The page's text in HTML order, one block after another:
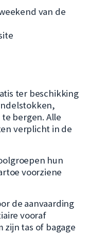
van de
ter beschikking
te bergen. Alle
verplicht in de
hun
voorziene
de aanvaarding
vooraf
zijn tas of bagage